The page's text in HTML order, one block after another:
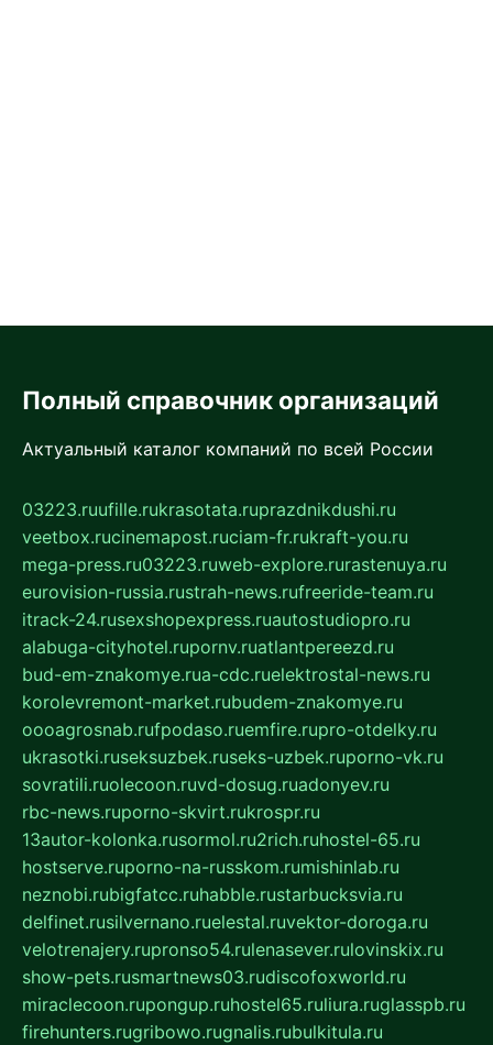
Полный справочник организаций
Актуальный каталог компаний по всей России
03223.ruufille.rukrasotata.ruprazdnikdushi.ru
veetbox.rucinemapost.ruciam-fr.rukraft-you.ru
mega-press.ru03223.ruweb-explore.rurastenuya.ru
eurovision-russia.rustrah-news.rufreeride-team.ru
itrack-24.rusexshopexpress.ruautostudiopro.ru
alabuga-cityhotel.rupornv.ruatlantpereezd.ru
bud-em-znakomye.rua-cdc.ruelektrostal-news.ru
korolevremont-market.rubudem-znakomye.ru
oooagrosnab.rufpodaso.ruemfire.rupro-otdelky.ru
ukrasotki.ruseksuzbek.ruseks-uzbek.ruporno-vk.ru
sovratili.ruolecoon.ruvd-dosug.ruadonyev.ru
rbc-news.ruporno-skvirt.rukrospr.ru
13autor-kolonka.rusormol.ru2rich.ruhostel-65.ru
hostserve.ruporno-na-russkom.rumishinlab.ru
neznobi.rubigfatcc.ruhabble.rustarbucksvia.ru
delfinet.rusilvernano.ruelestal.ruvektor-doroga.ru
velotrenajery.rupronso54.rulenasever.rulovinskix.ru
show-pets.rusmartnews03.rudiscofoxworld.ru
miraclecoon.rupongup.ruhostel65.ruliura.ruglasspb.ru
firehunters.rugribowo.rugnalis.rubulkitula.ru